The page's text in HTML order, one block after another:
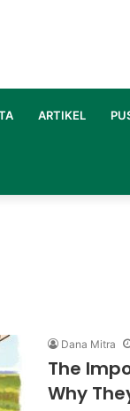
ARTIKEL
Dana Mitra
The
Why